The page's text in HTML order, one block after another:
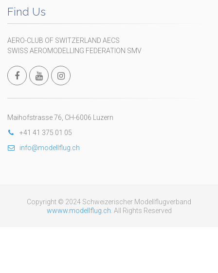
Find Us
AERO-CLUB OF SWITZERLAND AECS
SWISS AEROMODELLING FEDERATION SMV
Maihofstrasse 76, CH-6006 Luzern
+41 41 375 01 05
info@modellflug.ch
Copyright © 2024 Schweizerischer Modellflugverband
wwww.modellflug.ch . All Rights Reserved